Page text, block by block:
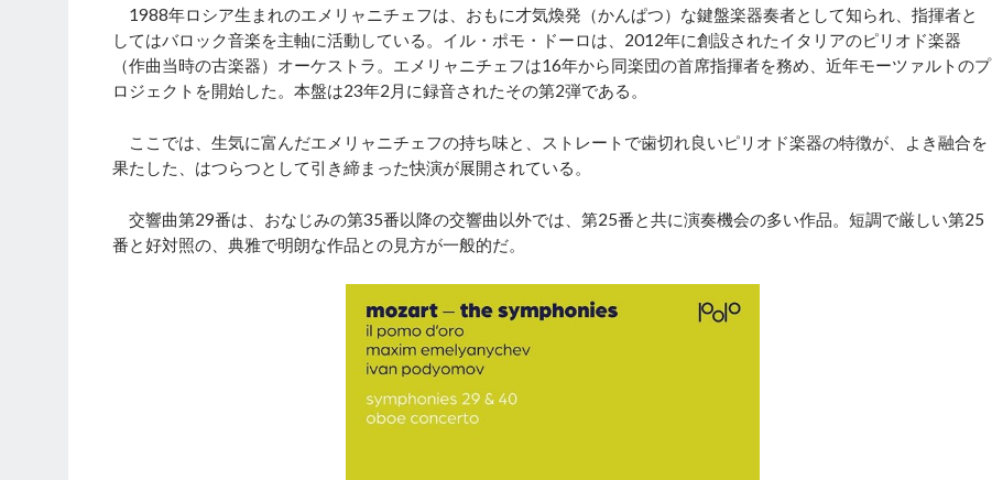
1988年ロシア生まれのエメリャニチェフは、おもに才気煥発（かんぱつ）な鍵盤楽器奏者として知られ、指揮者と
してはバロック音楽を主軸に活動している。イル・ポモ・ドーロは、2012年に創設されたイタリアのピリオド楽器
（作曲当時の古楽器）オーケストラ。エメリャニチェフは16年から同楽団の首席指揮者を務め、近年モーツァルトのプ
ロジェクトを開始した。本盤は23年2月に録音されたその第2弾である。
ここでは、生気に富んだエメリャニチェフの持ち味と、ストレートで歯切れ良いピリオド楽器の特徴が、よき融合を
果たした、はつらつとして引き締まった快演が展開されている。
交響曲第29番は、おなじみの第35番以降の交響曲以外では、第25番と共に演奏機会の多い作品。短調で厳しい第25
番と好対照の、典雅で明朗な作品との見方が一般的だ。